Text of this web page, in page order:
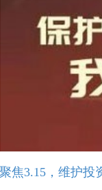
聚焦3.15，维护投